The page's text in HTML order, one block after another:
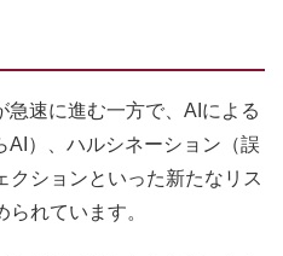
速に進む一方で、AIによる
）、ハルシネーション（誤
クションといった新たなリス
れています。